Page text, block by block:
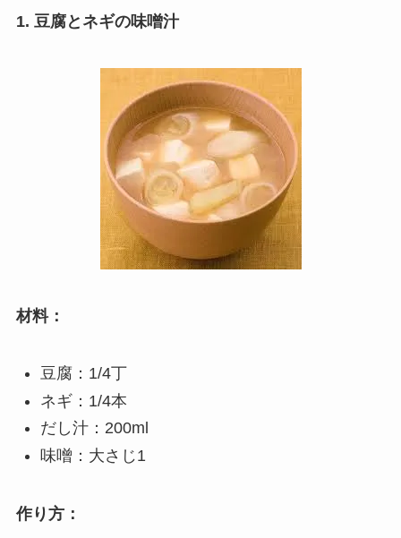
1. 豆腐とネギの味噌汁
材料：
豆腐：1/4丁
ネギ：1/4本
だし汁：200ml
味噌：大さじ1
作り方：